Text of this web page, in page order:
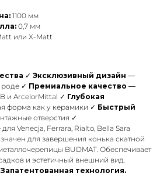
1100 мм
0,7 мм
или X-Matt
✓ Эксклюзивный дизайн —
роде ✓ Премиальное качество —
и ArcelorMittal ✓ Глубокая
форма как у керамики ✓ Быстрый
отверстия ✓
Venecja, Ferrara, Rialto, Bella Sara
для завершения конька скатной
BUDMAT. Обеспечивает
и эстетичный внешний вид.
технология.